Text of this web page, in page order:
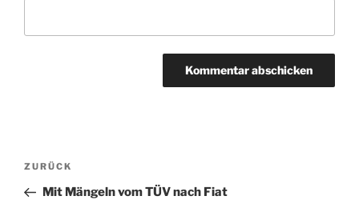
Beitragsnavigation
Vorheriger
Beitrag
ZURÜCK
Mit Mängeln vom TÜV nach Fiat